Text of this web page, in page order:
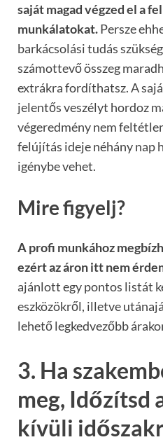
saját magad végzed el a
munkálatokat.Persze
barkácsolási tudás
számottevő összeg
extrákra fordíthatsz. A
jelentős veszélyt hordoz
végeredmény nem
felújítás ideje néhány nap
igénybe vehet.
Mire figyelj?
A profi munkához
ezért az áron itt nem
ajánlott egy pontos listát
eszközökről, illetve
lehető legkedvezőbb
3. Ha
meg, Időzítsd
kívüli